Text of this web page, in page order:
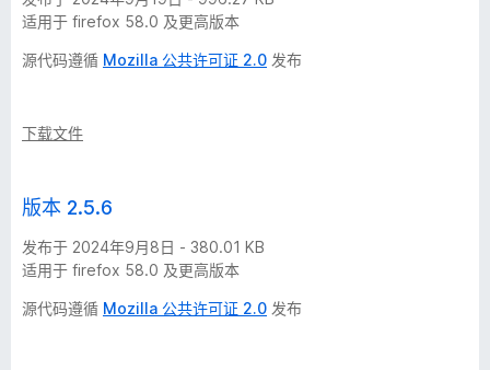
-
个
版
本
适用于 firefox 58.0 及更高版本
源代码遵循 Mozilla 公共许可证 2.0 发布
下载文件
版本 2.5.6
发布于 2024年9月8日 - 380.01 KB
适用于 firefox 58.0 及更高版本
源代码遵循 Mozilla 公共许可证 2.0 发布